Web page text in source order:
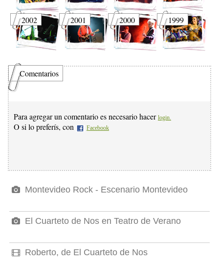
2002 2001 2000 1999
Comentarios
Para agregar un comentario es necesario hacer login.
O si lo preferís, con Facebook
Montevideo Rock - Escenario Montevideo
El Cuarteto de Nos en Teatro de Verano
Roberto, de El Cuarteto de Nos